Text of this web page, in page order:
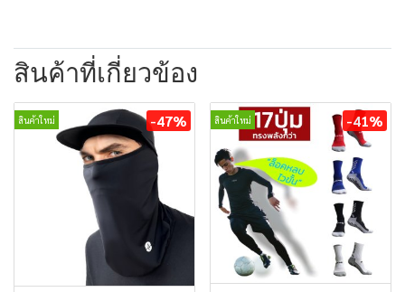
สินค้าที่เกี่ยวข้อง
สินค้าใหม่ -47% สินค้าใหม่ -41%